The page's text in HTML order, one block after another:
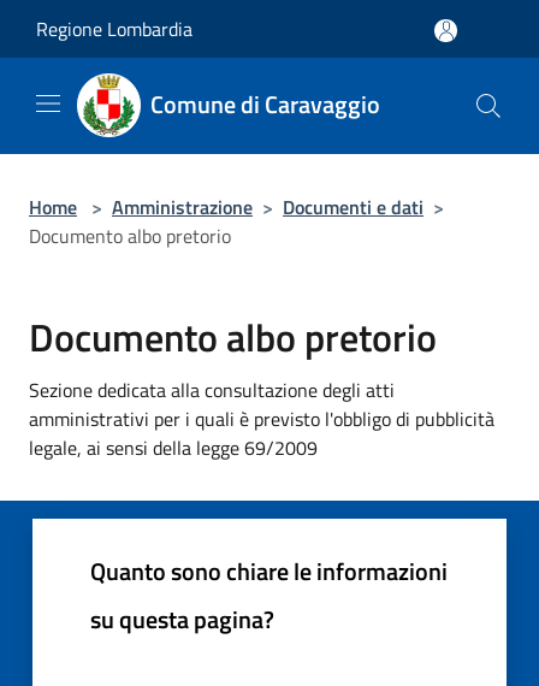
Regione Lombardia
Comune di Caravaggio
Home > Amministrazione > Documenti e dati >
Documento albo pretorio
Documento albo pretorio
Sezione dedicata alla consultazione degli atti
amministrativi per i quali è previsto l'obbligo di pubblicità
legale, ai sensi della legge 69/2009
Quanto sono chiare le informazioni
su questa pagina?